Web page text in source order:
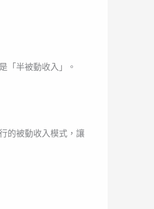
「半被動收入」。
的被動收入模式，讓